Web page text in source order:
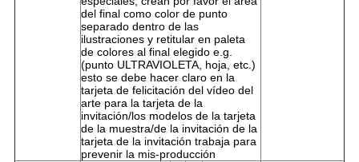
del final como color de punto
separado dentro de las
ilustraciones y retitular en paleta
de colores al final elegido e.g.
(punto ULTRAVIOLETA, hoja, etc.)
esto se debe hacer claro en la
tarjeta de felicitación del vídeo del
arte para la tarjeta de la
invitación/los modelos de la tarjeta
de la muestra/de la invitación de la
tarjeta de la invitación trabaja para
prevenir la mis-producción